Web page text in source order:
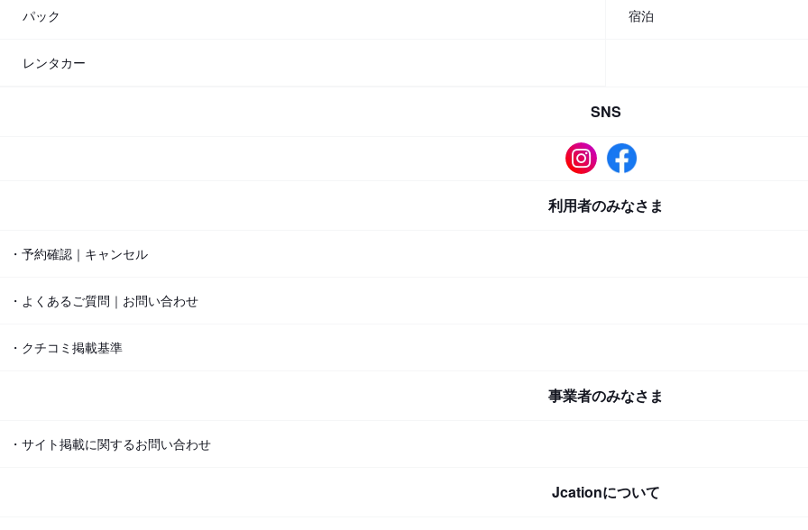
パック 宿泊
レンタカー
SNS
利用者のみなさま
・予約確認｜キャンセル
・よくあるご質問｜お問い合わせ
・クチコミ掲載基準
事業者のみなさま
・サイト掲載に関するお問い合わせ
Jcationについて